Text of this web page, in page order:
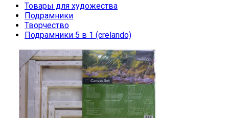
Товары для художества
Подрамники
Творчество
Подрамники 5 в 1 (crelando)